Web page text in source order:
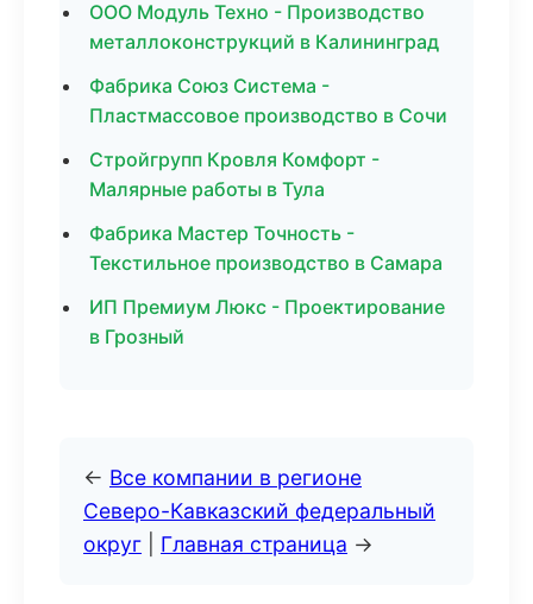
ООО Модуль Техно - Производство
металлоконструкций в Калининград
Фабрика Союз Система -
Пластмассовое производство в Сочи
Стройгрупп Кровля Комфорт -
Малярные работы в Тула
Фабрика Мастер Точность -
Текстильное производство в Самара
ИП Премиум Люкс - Проектирование
в Грозный
← Все компании в регионе
Северо-Кавказский федеральный
округ
Главная страница →